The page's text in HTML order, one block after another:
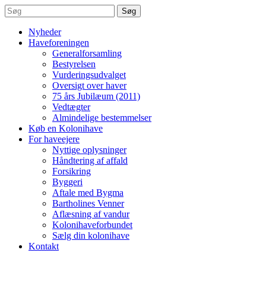
Søg
Nyheder
Haveforeningen
Generalforsamling
Bestyrelsen
Vurderingsudvalget
Oversigt over haver
75 års Jubilæum (2011)
Vedtægter
Almindelige bestemmelser
Køb en Kolonihave
For haveejere
Nyttige oplysninger
Håndtering af affald
Forsikring
Byggeri
Aftale med Bygma
Bartholines Venner
Aflæsning af vandur
Kolonihaveforbundet
Sælg din kolonihave
Kontakt